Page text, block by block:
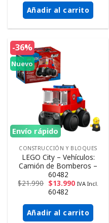
Añadir al carrito
-36%
Nuevo
Envío rápido
CONSTRUCCIÓN Y BLOQUES
LEGO City – Vehículos:
Camión de Bomberos –
60482
$21.990 $13.990 IVA Incl.
60482
Añadir al carrito